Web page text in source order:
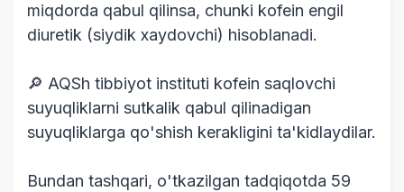
miqdorda qabul qilinsa, chunki kofein engil
diuretik (siydik xaydovchi) hisoblanadi.
🔎 AQSh tibbiyot instituti kofein saqlovchi
suyuqliklarni sutkalik qabul qilinadigan
suyuqliklarga qo'shish kerakligini ta'kidlaydilar.
Bundan tashqari, o'tkazilgan tadqiqotda 59